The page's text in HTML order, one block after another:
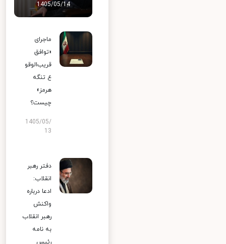
1405/05/14
ماجرای
«توافق
قریب‌الوقو
ع تنگه
هرمز»
چیست؟
1405/05/
13
دفتر رهبر
انقلاب:
ادعا درباره
واکنش
رهبر انقلاب
به نامه
رئیس